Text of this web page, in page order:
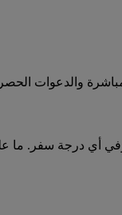
والدعوات
درجة سفر. ما